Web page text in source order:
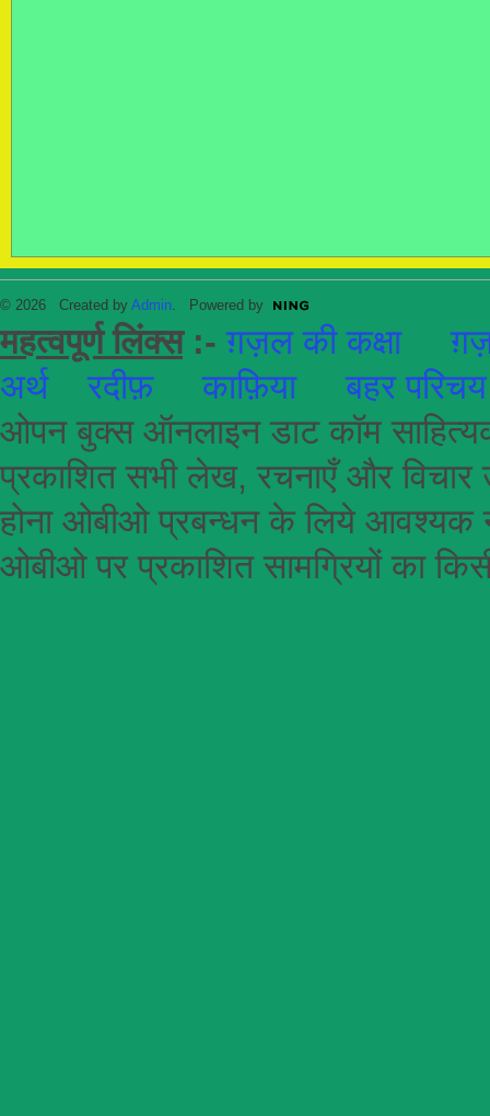
© 2026 Created by Admin . Powered by
महत्वपूर्ण लिंक्स :- ग़ज़ल की कक्षा
अर्थ
रदीफ़ काफ़िया
बहर
ओपन बुक्स ऑनलाइन डाट कॉम
प्रकाशित सभी लेख, रचनाएँ और विचार
होना ओबीओप्रबन्धन के लिये आवश्यक
ओबीओ पर प्रकाशित सामग्रियों का